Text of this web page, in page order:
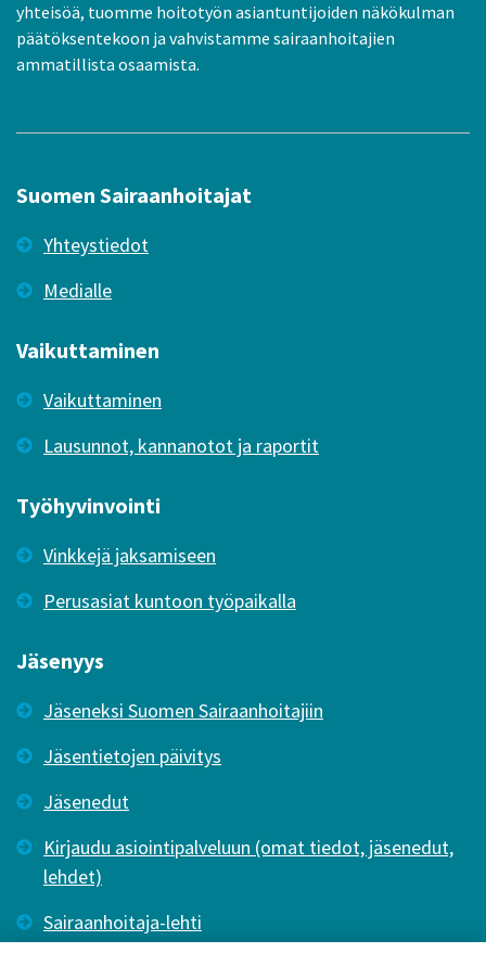
yhteisöä, tuomme hoitotyön asiantuntijoiden näkökulman
päätöksentekoon ja vahvistamme sairaanhoitajien
ammatillista osaamista.
Suomen Sairaanhoitajat
Yhteystiedot
Medialle
Vaikuttaminen
Vaikuttaminen
Lausunnot, kannanotot ja raportit
Työhyvinvointi
Vinkkejä jaksamiseen
Perusasiat kuntoon työpaikalla
Jäsenyys
Jäseneksi Suomen Sairaanhoitajiin
Jäsentietojen päivitys
Jäsenedut
Kirjaudu asiointipalveluun (omat tiedot, jäsenedut,
lehdet)
Sairaanhoitaja-lehti